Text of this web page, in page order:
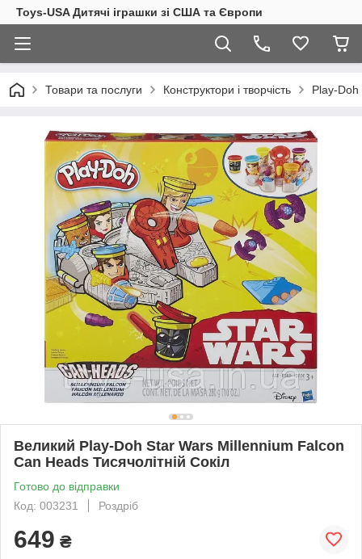
Toys-USA Дитячі іграшки зі США та Європи
Товари та послуги Конструктори і творчість Play-Doh
Великий Play-Doh Star Wars Millennium Falcon
Can Heads Тисячолітній Сокіл
Готово до відправки
Код: 003231
Роздріб
649 ₴